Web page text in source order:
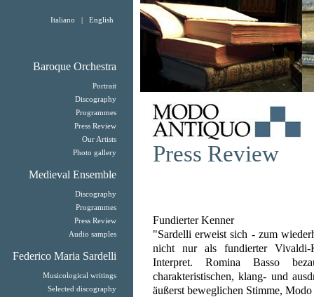
Italiano | English
Baroque Orchestra
Portrait
Discography
Programmes
Press Review
Our Artists
Photo gallery
Medieval Ensemble
Discography
Programmes
Press Review
Audio samples
Federico Maria Sardelli
Musicological writings
Selected discography
Press Review
Fundierter Kenner
"Sardelli erweist sich - zum
nicht nur als fundierter Vivaldi-
Interpret. Romina Basso
charakteristischen, klang- und
äußerst beweglichen Stimme,